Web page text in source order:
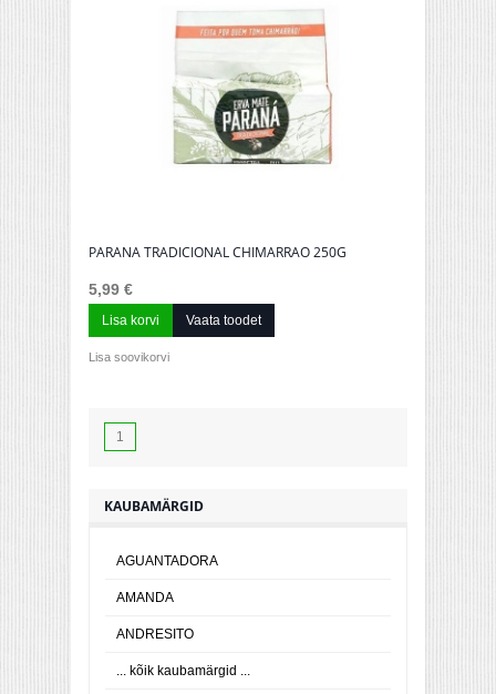
PARANA TRADICIONAL CHIMARRAO 250G
5,99 €
Lisa korvi Vaata toodet
Lisa soovikorvi
1
KAUBAMÄRGID
AGUANTADORA
AMANDA
ANDRESITO
... kõik kaubamärgid ...